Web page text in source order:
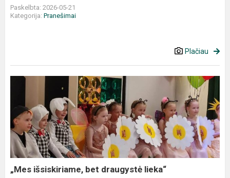
Paskelbta: 2026-05-21
Kategorija: Pranešimai
Plačiau
„Mes
bet
draugystė
lieka“
„Mes išsiskiriame, bet draugystė lieka“